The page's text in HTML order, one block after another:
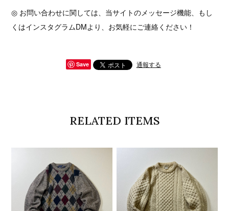
◎ お問い合わせに関しては、当サイトのメッセージ機能、もし
くはインスタグラムDMより、お気軽にご連絡ください！
Save 通報する
RELATED ITEMS